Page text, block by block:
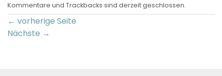
Kommentare und Trackbacks sind derzeit geschlossen.
← vorherige Seite
Nächste →